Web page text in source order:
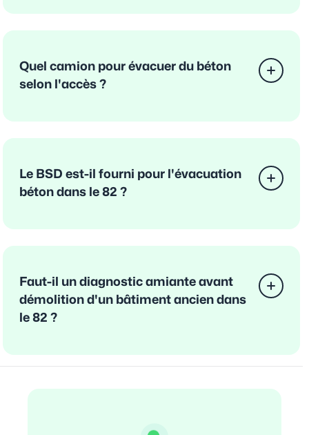
Quel camion pour évacuer du béton
selon l'accès ?
Le BSD est-il fourni pour l'évacuation
béton dans le 82 ?
Faut-il un diagnostic amiante avant
démolition d'un bâtiment ancien dans
le 82 ?